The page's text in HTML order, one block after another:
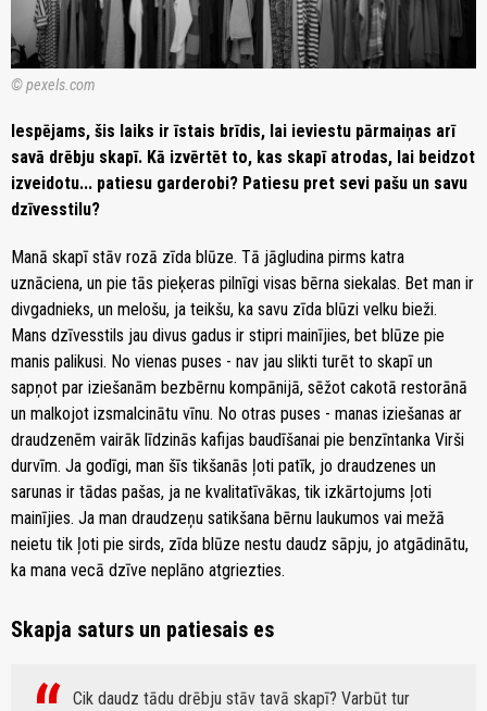
© pexels.com
Iespējams, šis laiks ir īstais brīdis, lai ieviestu pārmaiņas arī
savā drēbju skapī. Kā izvērtēt to, kas skapī atrodas, lai beidzot
izveidotu... patiesu garderobi? Patiesu pret sevi pašu un savu
dzīvesstilu?
Manā skapī stāv rozā zīda blūze. Tā jāgludina pirms katra
uznāciena, un pie tās pieķeras pilnīgi visas bērna siekalas. Bet man ir
divgadnieks, un melošu, ja teikšu, ka savu zīda blūzi velku bieži.
Mans dzīvesstils jau divus gadus ir stipri mainījies, bet blūze pie
manis palikusi. No vienas puses - nav jau slikti turēt to skapī un
sapņot par iziešanām bezbērnu kompānijā, sēžot cakotā restorānā
un malkojot izsmalcinātu vīnu. No otras puses - manas iziešanas ar
draudzenēm vairāk līdzinās kafijas baudīšanai pie benzīntanka Virši
durvīm. Ja godīgi, man šīs tikšanās ļoti patīk, jo draudzenes un
sarunas ir tādas pašas, ja ne kvalitatīvākas, tik izkārtojums ļoti
mainījies. Ja man draudzeņu satikšana bērnu laukumos vai mežā
neietu tik ļoti pie sirds, zīda blūze nestu daudz sāpju, jo atgādinātu,
ka mana vecā dzīve neplāno atgriezties.
Skapja saturs un patiesais es
Cik daudz tādu drēbju stāv tavā skapī? Varbūt tur